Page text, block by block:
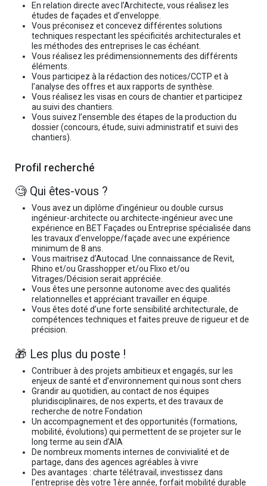
En relation directe avec l’Architecte, vous réalisez les
études de façades et d’enveloppe.
Vous préconisez et concevez différentes solutions
techniques respectant les spécificités architecturales et
les méthodes des entreprises le cas échéant.
Vous réalisez les prédimensionnements des différents
éléments.
Vous participez à la rédaction des notices/CCTP et à
l’analyse des offres et aux rapports de synthèse.
Vous réalisez les visas en cours de chantier et participez
au suivi des chantiers.
Vous suivez l’ensemble des étapes de la production du
dossier (concours, étude, suivi administratif et suivi des
chantiers).
Profil recherché
🧐 Qui êtes-vous ?
Vous avez un diplôme d’ingénieur ou double cursus
ingénieur-architecte ou architecte-ingénieur avec une
expérience en BET Façades ou Entreprise spécialisée dans
les travaux d’enveloppe/façade avec une expérience
minimum de 8 ans.
Vous maitrisez d’Autocad. Une connaissance de Revit,
Rhino et/ou Grasshopper et/ou Flixo et/ou
Vitrages/Décision serait appréciée.
Vous êtes une personne autonome avec des qualités
relationnelles et appréciant travailler en équipe.
Vous êtes doté d’une forte sensibilité architecturale, de
compétences techniques et faites preuve de rigueur et de
précision.
🎁 Les plus du poste !
Contribuer à des projets ambitieux et engagés, sur les
enjeux de santé et d’environnement qui nous sont chers
Grandir au quotidien, au contact de nos équipes
pluridisciplinaires, de nos experts, et des travaux de
recherche de notre Fondation
Un accompagnement et des opportunités (formations,
mobilité, évolutions) qui permettent de se projeter sur le
long terme au sein d’AIA
De nombreux moments internes de convivialité et de
partage, dans des agences agréables à vivre
Des avantages : charte télétravail, investissez dans
l’entreprise dès votre 1ère année, forfait mobilité durable